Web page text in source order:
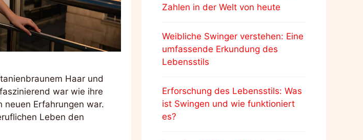
Haar und
war wie ihre
neuen Erfahrungen war.
Leben den
Zahlen in der Welt von heute
Weibliche Swinger verstehen: Eine
umfassende Erkundung des
Lebensstils
Erforschung des Lebensstils: Was
ist Swingen und wie funktioniert
es?